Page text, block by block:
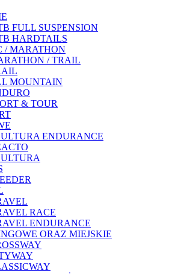
FULL SUSPENSION
HARDTAILS
/ MARATHON
/ TRAIL
MOUNTAIN
& TOUR
ENDURANCE
RACE
ENDURANCE
ORAZ MIEJSKIE